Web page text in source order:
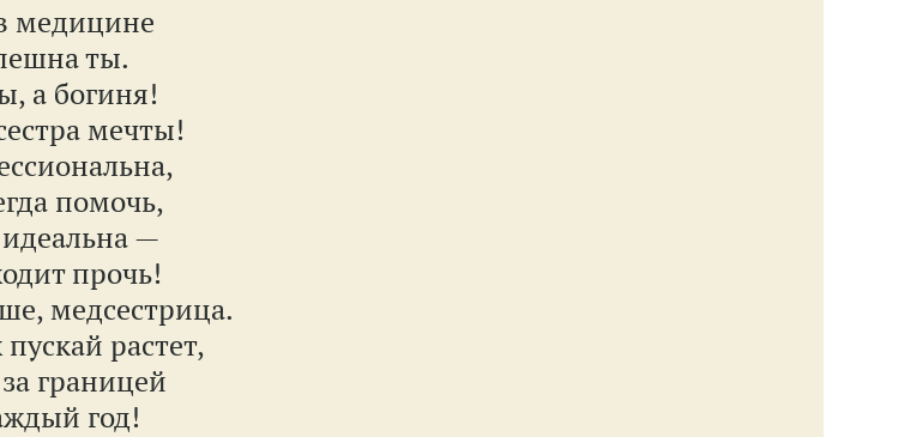
медицине
ты.
а богиня!
мечты!
помочь,
—
прочь!
медсестрица.
растет,
границей
год!